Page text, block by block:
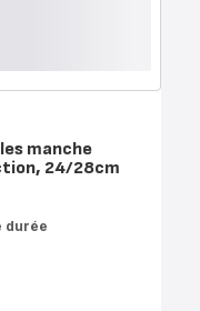
manche
24/28cm
durée